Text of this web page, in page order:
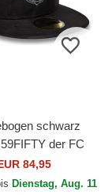
schwarz
der FC
LALIGA von New
84,95
Dienstag, Aug. 11